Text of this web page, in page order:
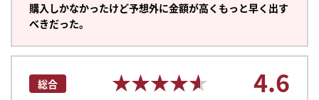
購入しかなかったけど予想外に金額が高くもっと早く出す
べきだった。
総合 ★★★★★
★★★★★ 4.6